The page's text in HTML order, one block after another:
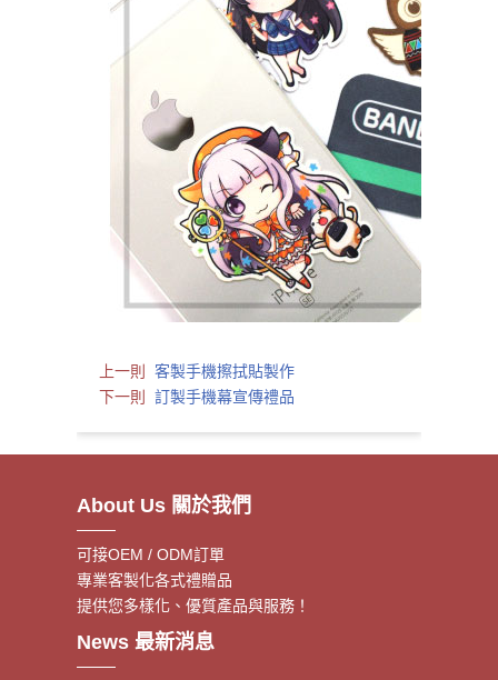
上一則 客製手機擦拭貼製作
下一則 訂製手機幕宣傳禮品
About Us 關於我們
可接OEM / ODM訂單
專業客製化各式禮贈品
提供您多樣化、優質產品與服務！
News 最新消息